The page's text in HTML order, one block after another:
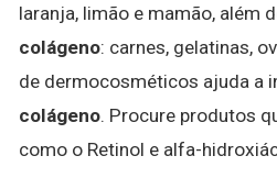
laranja, limão e mamão, além
colágeno: carnes, gelatinas,
de dermocosméticos ajuda a
colágeno. Procure produtos
como o Retinol e alfa-